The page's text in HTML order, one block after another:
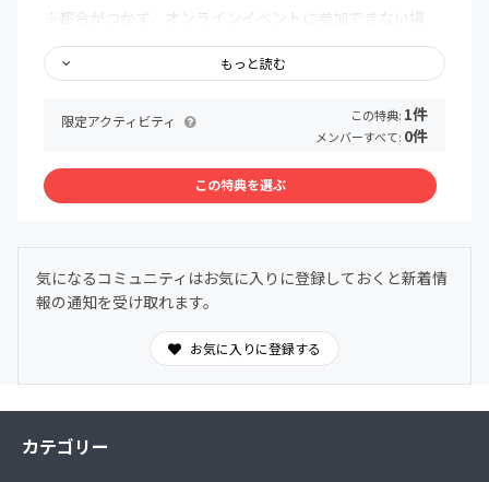
会社員もしながら、しかも小さいお子さんを育てつつ、副
いました！
京都ライター塾卒業生のタケウチさんに、まずランサーズ
で1件ライターの仕事を自分で獲得してみたいという人の
ために、第一歩何をしたら良いのか、そこから、継続的に
案件をもらうには？といったことを経験を交えて具体的に
※都合がつかず、オンラインイベントに参加できない場
いただけます。これまでの不定期勉強会のアーカイブも視
聴可能。
イベントへの参加は必須ではありません。Facebookペー
ジを見るだけ、オンライン上で交流するだけ、気が向いた
らイベントに参加など、ご自分のスタイルで楽しんでくだ
さい。
フォロワー12万人超え！暮らし系ライターのおおのしょう
こさんにお話を聞きました。「しょ～このインスタ攻略
■WordPressをはじめたい
福岡在住のライター・タケウチノゾミさんにをテーマに
WordPressの特徴やメリット・デメリットについて講座を
してもらいました。
もっと読む
限定アクティビティ この特典: 1件
メンバーすべて: 0件
この特典を選ぶ
気になるコミュニティはお気に入りに登録しておくと新着情
報の通知を受け取れます。
お気に入りに登録する
カテゴリー